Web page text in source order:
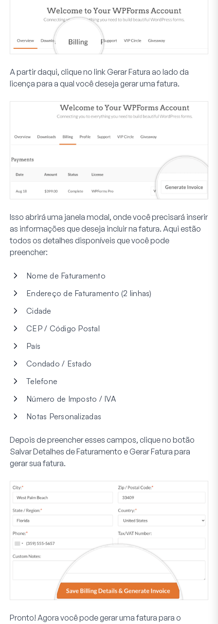
A partir daqui, clique no linkGerar Fatura ao lado da
licença para a qual você deseja gerar uma fatura.
Isso abrirá uma janela modal, onde você precisará inserir
as informações que deseja incluir na fatura. Aqui estão
todos os detalhes disponíveis que você pode
preencher:
Nome de Faturamento
Endereço de Faturamento (2 linhas)
Cidade
CEP / Código Postal
País
Condado / Estado
Telefone
Número de Imposto / IVA
Notas Personalizadas
Depois de preencher esses campos, clique no botão
Salvar Detalhes de Faturamento e Gerar Fatura para
gerar sua fatura.
Pronto! Agora você pode gerar uma fatura para o